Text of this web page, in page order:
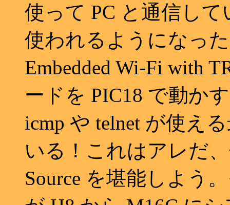
使って PC と通信し
使われるようになっ
Embedded Wi-Fi with
ードを PIC18 で動か
icmp や telnet が使え
いる！これはアレだ
Source を堪能しよう